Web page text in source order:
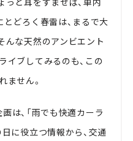
とどろく春雷は、まるで大
んな天然のアンビエント
イブしてみるのも、この
ません。
は、「雨でも快適カーラ
に役立つ情報から、交通